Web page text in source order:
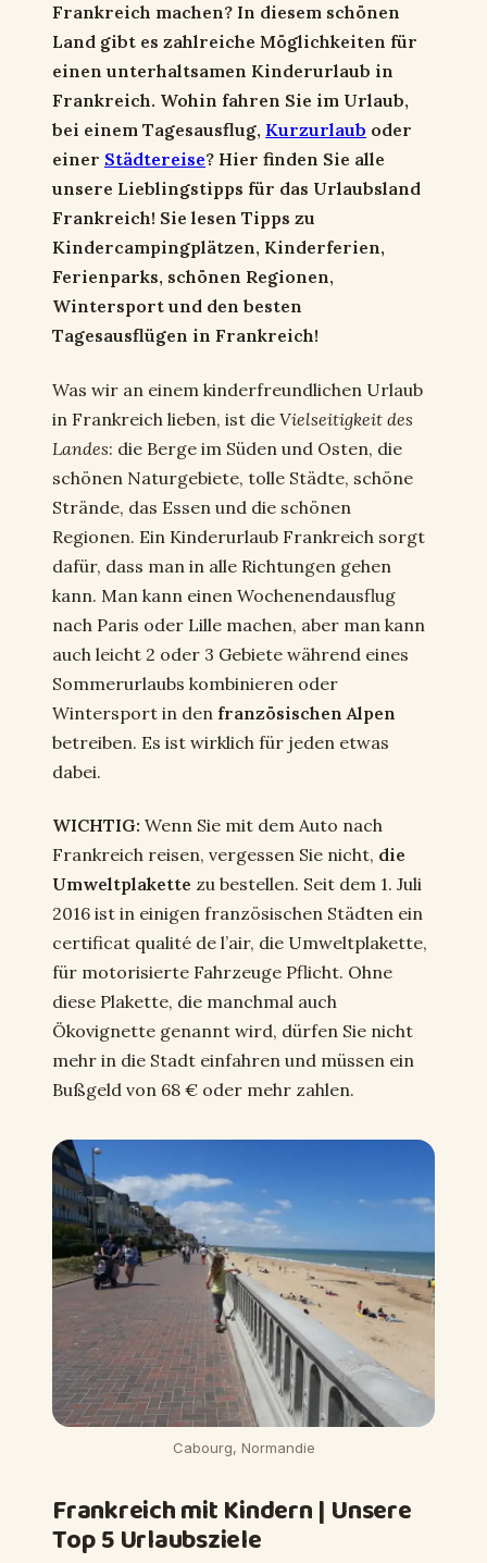
Frankreich machen? In diesem schönen
Land gibt es zahlreiche Möglichkeiten für
einen unterhaltsamen Kinderurlaub in
Frankreich. Wohin fahren Sie im Urlaub,
bei einem Tagesausflug, Kurzurlaub oder
einer Städtereise? Hier finden Sie alle
unsere Lieblingstipps für das Urlaubsland
Frankreich! Sie lesen Tipps zu
Kindercampingplätzen, Kinderferien,
Ferienparks, schönen Regionen,
Wintersport und den besten
Tagesausflügen in Frankreich!
Was wir an einem kinderfreundlichen Urlaub
in Frankreich lieben, ist die Vielseitigkeit des
Landes: die Berge im Süden und Osten, die
schönen Naturgebiete, tolle Städte, schöne
Strände, das Essen und die schönen
Regionen. Ein Kinderurlaub Frankreich sorgt
dafür, dass man in alle Richtungen gehen
kann. Man kann einen Wochenendausflug
nach Paris oder Lille machen, aber man kann
auch leicht 2 oder 3 Gebiete während eines
Sommerurlaubs kombinieren oder
Wintersport in den französischen Alpen
betreiben. Es ist wirklich für jeden etwas
dabei.
WICHTIG: Wenn Sie mit dem Auto nach
Frankreich reisen, vergessen Sie nicht, die
Umweltplakette zu bestellen. Seit dem 1. Juli
2016 ist in einigen französischen Städten ein
certificat qualité de l’air, die Umweltplakette,
für motorisierte Fahrzeuge Pflicht. Ohne
diese Plakette, die manchmal auch
Ökovignette genannt wird, dürfen Sie nicht
mehr in die Stadt einfahren und müssen ein
Bußgeld von 68 € oder mehr zahlen.
Cabourg, Normandie
Frankreich mit Kindern | Unsere
Top 5 Urlaubsziele